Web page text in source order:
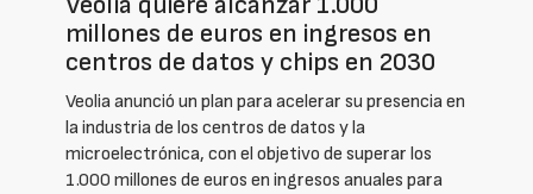
millones de euros en ingresos en
centros de datos y chips en 2030
Veolia anunció un plan para acelerar su presencia en
la industria de los centros de datos y la
microelectrónica, con el objetivo de superar los
1.000 millones de euros en ingresos anuales para